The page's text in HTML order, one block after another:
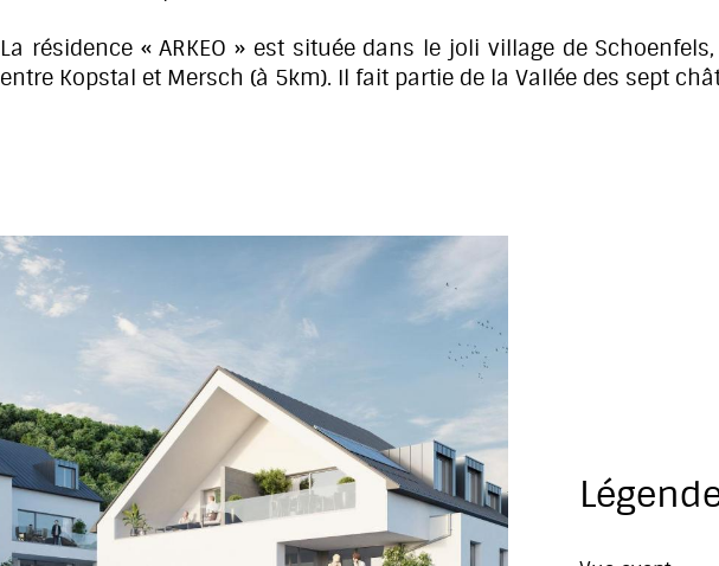
La résidence « ARKEO » est située dans le joli village de
entre Kopstal et Mersch (à 5km). Il fait partie de la Vallée des sept